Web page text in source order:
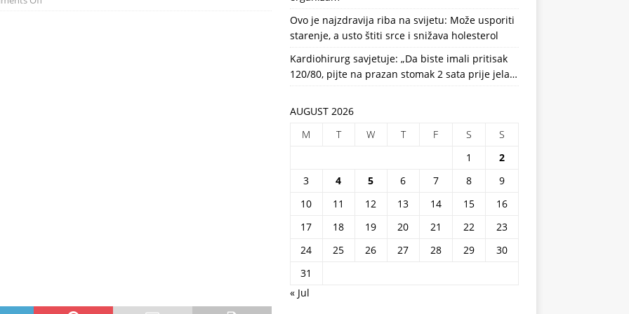
Ovo je najzdravija riba na svijetu: Može usporiti
starenje, a usto štiti srce i snižava holesterol
Kardiohirurg savjetuje: „Da biste imali pritisak
120/80, pijte na prazan stomak 2 sata prije jela…
AUGUST 2026
M
T W T F S
S
1
2
3
4 5 6 7 8
9
10
11 12 13 14 15
16
17
18 19 20 21 22
23
24
25 26 27 28 29
30
31
« Jul